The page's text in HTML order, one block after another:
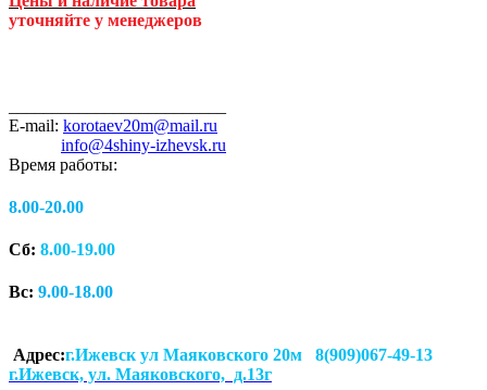
уточняйте у менеджеров
E-mail: korotaev20m@mail.ru
info@4shiny-izhevsk.ru
Время работы:
8.00-20.00
Сб: 8.00-19.00
Вс: 9.00-18.00
Адрес:г.Ижевск ул Маяковского 20м 8(909)067-49-13
г.Ижевск, ул. Маяковского, д.13г